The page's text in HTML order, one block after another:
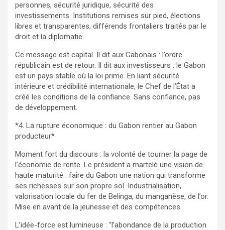
personnes, sécurité juridique, sécurité des
investissements. Institutions remises sur pied, élections
libres et transparentes, différends frontaliers traités par le
droit et la diplomatie.
Ce message est capital. Il dit aux Gabonais : l’ordre
républicain est de retour. Il dit aux investisseurs : le Gabon
est un pays stable où la loi prime. En liant sécurité
intérieure et crédibilité internationale, le Chef de l’État a
créé les conditions de la confiance. Sans confiance, pas
de développement.
*4. La rupture économique : du Gabon rentier au Gabon
producteur*
Moment fort du discours : la volonté de tourner la page de
l’économie de rente. Le président a martelé une vision de
haute maturité : faire du Gabon une nation qui transforme
ses richesses sur son propre sol. Industrialisation,
valorisation locale du fer de Belinga, du manganèse, de l’or.
Mise en avant de la jeunesse et des compétences.
L’idée-force est lumineuse : “l’abondance de la production